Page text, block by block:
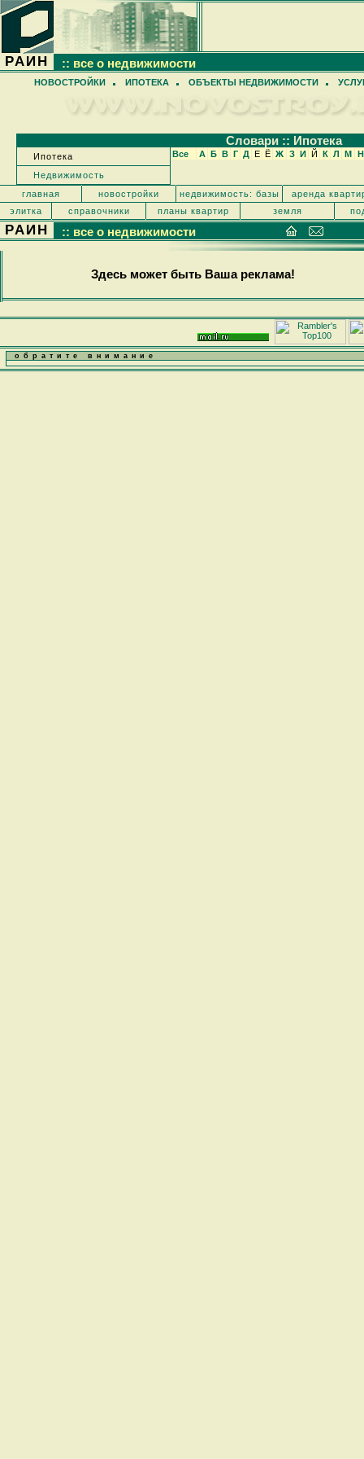
РАИН :: все о недвижимости
НОВОСТРОЙКИ ИПОТЕКА ОБЪЕКТЫ НЕДВИЖИМОСТИ
Cловари :: Ипотека
Ипотека
Недвижимость
Все А Б В Г Д Е Ё Ж З И Й К Л М Н
главная новостройки недвижимость: базы
аренда
элитка
справочники планы квартир земля
РАИН :: все о недвижимости
Здесь может быть Ваша реклама!
обратите внимание